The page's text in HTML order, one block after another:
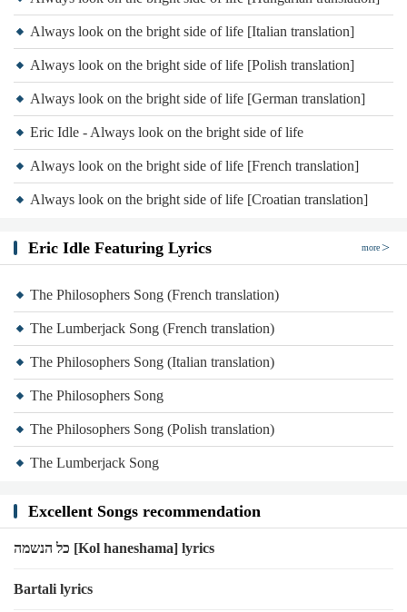
Always look on the bright side of life [Italian translation]
Always look on the bright side of life [Polish translation]
Always look on the bright side of life [German translation]
Eric Idle - Always look on the bright side of life
Always look on the bright side of life [French translation]
Always look on the bright side of life [Croatian translation]
Eric Idle Featuring Lyrics more
The Philosophers Song (French translation)
The Lumberjack Song (French translation)
The Philosophers Song (Italian translation)
The Philosophers Song
The Philosophers Song (Polish translation)
The Lumberjack Song
Excellent Songs recommendation
כל הנשמה [Kol haneshama] lyrics
Bartali lyrics